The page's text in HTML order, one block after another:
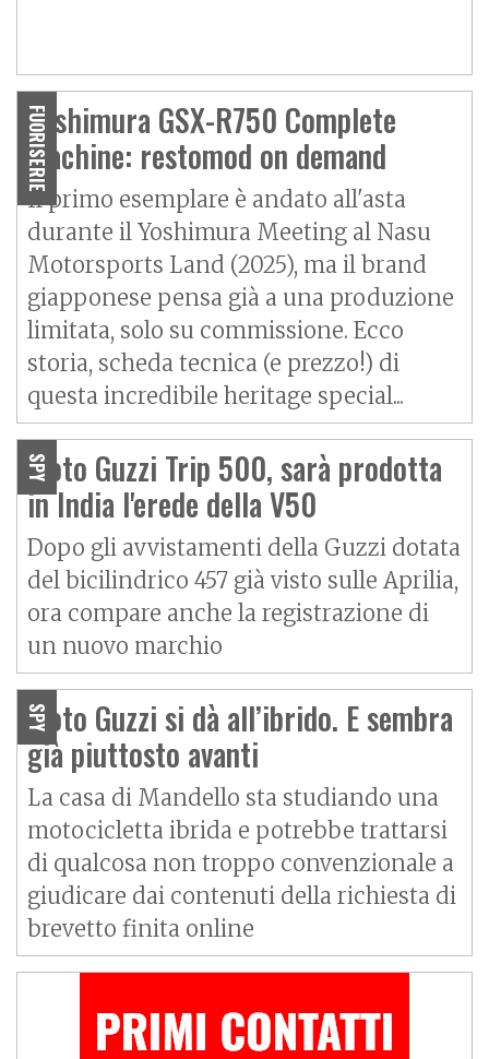
FUORISERIE
Yoshimura GSX-R750 Complete
Machine: restomod on demand
Il primo esemplare è andato all'asta
durante il Yoshimura Meeting al Nasu
Motorsports Land (2025), ma il brand
giapponese pensa già a una produzione
limitata, solo su commissione. Ecco
storia, scheda tecnica (e prezzo!) di
questa incredibile heritage special...
SPY
Moto Guzzi Trip 500, sarà prodotta
in India l'erede della V50
Dopo gli avvistamenti della Guzzi dotata
del bicilindrico 457 già visto sulle Aprilia,
ora compare anche la registrazione di
un nuovo marchio
SPY
Moto Guzzi si dà all’ibrido. E sembra
già piuttosto avanti
La casa di Mandello sta studiando una
motocicletta ibrida e potrebbe trattarsi
di qualcosa non troppo convenzionale a
giudicare dai contenuti della richiesta di
brevetto finita online